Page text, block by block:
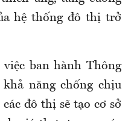
hệ thống đô thị trở
ban hành Thông
năng chống chịu
đô thị sẽ tạo cơ sở